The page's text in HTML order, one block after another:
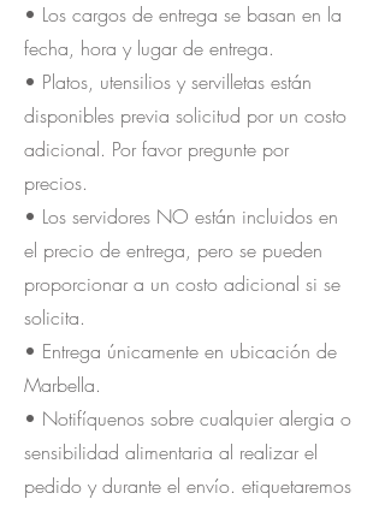
• Los cargos de entrega se basan en la
fecha, hora y lugar de entrega.
• Platos, utensilios y servilletas están
disponibles previa solicitud por un costo
adicional. Por favor pregunte por
precios.
• Los servidores NO están incluidos en
el precio de entrega, pero se pueden
proporcionar a un costo adicional si se
solicita.
• Entrega únicamente en ubicación de
Marbella.
• Notifíquenos sobre cualquier alergia o
sensibilidad alimentaria al realizar el
pedido y durante el envío. etiquetaremos